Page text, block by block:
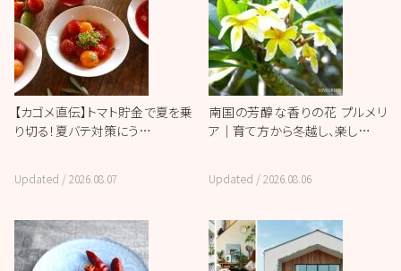
【カゴメ直伝】トマト貯金で夏を乗
り切る！夏バテ対策にう…
Updated /2026.08.07
南国の芳醇な香りの花 プルメリ
ア｜育て方から冬越し、楽し…
Updated /2026.08.06